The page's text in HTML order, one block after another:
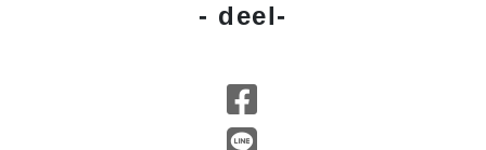
- deel-